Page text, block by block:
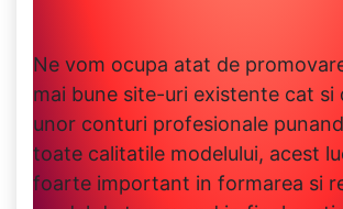
Ne vom ocupa atat de
mai bune site-uri existente cat si
unor conturi profesionale
toate calitatile modelului, acest
foarte important in formarea si